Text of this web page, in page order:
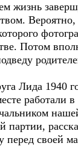
жизнь
Потом
Лида 1940
работали
партии,
перед своей